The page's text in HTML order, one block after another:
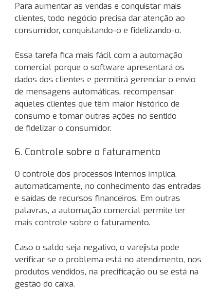
Para aumentar as vendas e conquistar mais
clientes, todo negócio precisa dar atenção ao
consumidor, conquistando-o e fidelizando-o.
Essa tarefa fica mais fácil com a automação
comercial porque o software apresentará os
dados dos clientes e permitirá gerenciar o envio
de mensagens automáticas, recompensar
aqueles clientes que têm maior histórico de
consumo e tomar outras ações no sentido
de fidelizar o consumidor.
6. Controle sobre o faturamento
O controle dos processos internos implica,
automaticamente, no conhecimento das entradas
e saídas de recursos financeiros. Em outras
palavras, a automação comercial permite ter
mais controle sobre o faturamento.
Caso o saldo seja negativo, o varejista pode
verificar se o problema está no atendimento, nos
produtos vendidos, na precificação ou se está na
gestão do caixa.